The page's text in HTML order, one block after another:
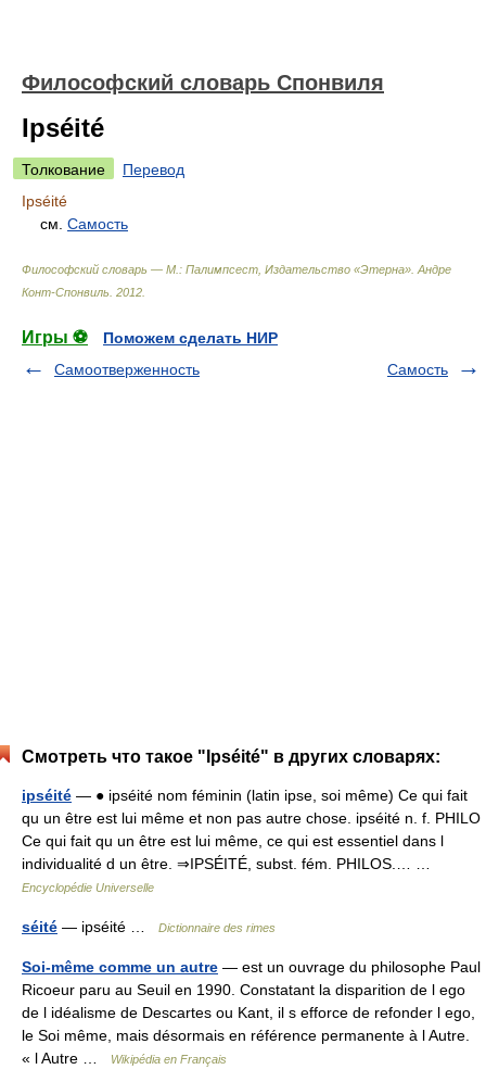
Философский словарь Спонвиля
Ipséité
Толкование
Перевод
Ipséité
см. Самость
Философский словарь — М.: Палимпсест, Издательство «Этерна» Андре
Конт-Спонвиль 2012
Игры ⚽
Поможем сделать НИР
Самоотверженность
Самость
Смотреть что такое "Ipséité" в других словарях:
ipséité — ● ipséité nom féminin (latin ipse, soi même) Ce qui fait
qu un être est lui même et non pas autre chose. ipséité n. f. PHILO
Ce qui fait qu un être est lui même, ce qui est essentiel dans l
individualité d un être. ⇒IPSÉITÉ, subst. fém. PHILOS.… …
Encyclopédie Universelle
séité — ipséité … Dictionnaire des rimes
Soi-même comme un autre — est un ouvrage du philosophe Paul
Ricoeur paru au Seuil en 1990. Constatant la disparition de l ego
de l idéalisme de Descartes ou Kant, il s efforce de refonder l ego,
le Soi même, mais désormais en référence permanente à l Autre.
« l Autre …
Wikipédia en Français